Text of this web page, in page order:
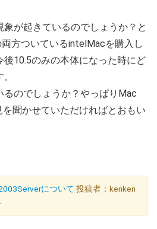
が起きているのでしょうか？と
方ついているintelMacを購入し
10.5のみの本体になった時にど
のでしょうか？やっぱりMac
聞かせていただければとおもい
について 投稿者：kenken